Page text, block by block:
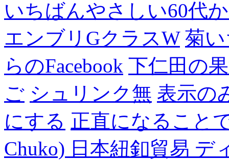
いちばんやさしい60代
エンブリGクラスW 菊
らのFacebook 下仁田の
ご シュリンク無 表示の
にする 正直になること
Chuko) 日本紐釦貿易 デ